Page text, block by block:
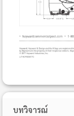
บทวิจารณ์